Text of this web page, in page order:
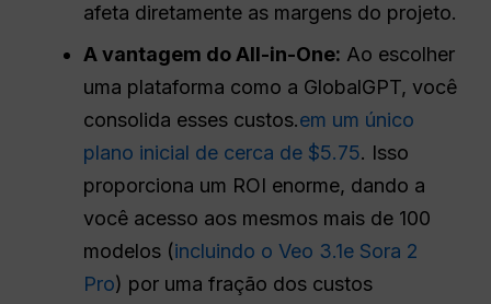
afeta diretamente as margens do projeto.
A vantagem do All-in-One: Ao escolher
uma plataforma como a GlobalGPT, você
consolida esses custos.em um único
plano inicial de cerca de $5.75. Isso
proporciona um ROI enorme, dando a
você acesso aos mesmos mais de 100
modelos (incluindo o Veo 3.1e Sora 2
Pro) por uma fração dos custos